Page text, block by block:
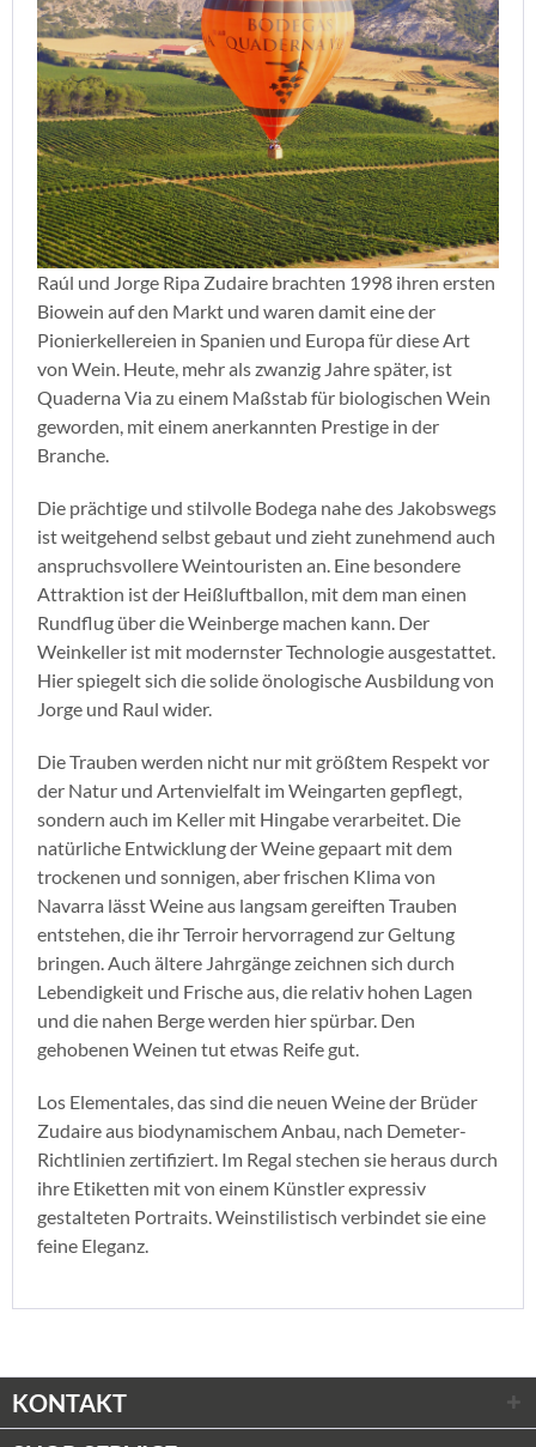
Raúl und Jorge Ripa Zudaire brachten 1998 ihren ersten
Biowein auf den Markt und waren damit eine der
Pionierkellereien in Spanien und Europa für diese Art
von Wein. Heute, mehr als zwanzig Jahre später, ist
Quaderna Via zu einem Maßstab für biologischen Wein
geworden, mit einem anerkannten Prestige in der
Branche.
Die prächtige und stilvolle Bodega nahe des Jakobswegs
ist weitgehend selbst gebaut und zieht zunehmend auch
anspruchsvollere Weintouristen an. Eine besondere
Attraktion ist der Heißluftballon, mit dem man einen
Rundflug über die Weinberge machen kann. Der
Weinkeller ist mit modernster Technologie ausgestattet.
Hier spiegelt sich die solide önologische Ausbildung von
Jorge und Raul wider.
Die Trauben werden nicht nur mit größtem Respekt vor
der Natur und Artenvielfalt im Weingarten gepflegt,
sondern auch im Keller mit Hingabe verarbeitet. Die
natürliche Entwicklung der Weine gepaart mit dem
trockenen und sonnigen, aber frischen Klima von
Navarra lässt Weine aus langsam gereiften Trauben
entstehen, die ihr Terroir hervorragend zur Geltung
bringen. Auch ältere Jahrgänge zeichnen sich durch
Lebendigkeit und Frische aus, die relativ hohen Lagen
und die nahen Berge werden hier spürbar. Den
gehobenen Weinen tut etwas Reife gut.
Los Elementales, das sind die neuen Weine der Brüder
Zudaire aus biodynamischem Anbau, nach Demeter-
Richtlinien zertifiziert. Im Regal stechen sie heraus durch
ihre Etiketten mit von einem Künstler expressiv
gestalteten Portraits. Weinstilistisch verbindet sie eine
feine Eleganz.
KONTAKT